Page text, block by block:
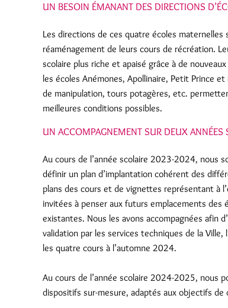
UN BESOIN ÉMANANT DES DIRECTIONS
Les directions de ces quatre écoles
réaménagement de leurs cours de récréation.
scolaire plus riche et apaisé grâce à de
les écoles Anémones, Apollinaire, Petit Prince
de manipulation, tours potagères, etc.
meilleures conditions possibles.
UN ACCOMPAGNEMENT SUR DEUX ANNÉES
Au cours de l’année scolaire 2023-2024, nous
définir un plan d’implantation cohérent des
plans des cours et de vignettes représentant à
invitées à penser aux futurs emplacements des
existantes. Nous les avons accompagnées afin
validation par les services techniques de la
les quatre cours à l’automne 2024.
Au cours de l’année scolaire 2024-2025, nous
dispositifs sur-mesure, adaptés aux objectifs